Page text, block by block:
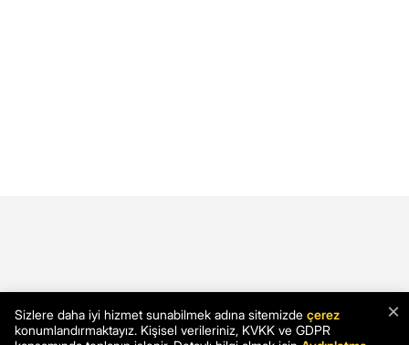
×
Sizlere daha iyi hizmet sunabilmek adına sitemizde çerez
konumlandırmaktayız. Kişisel verileriniz, KVKK ve GDPR